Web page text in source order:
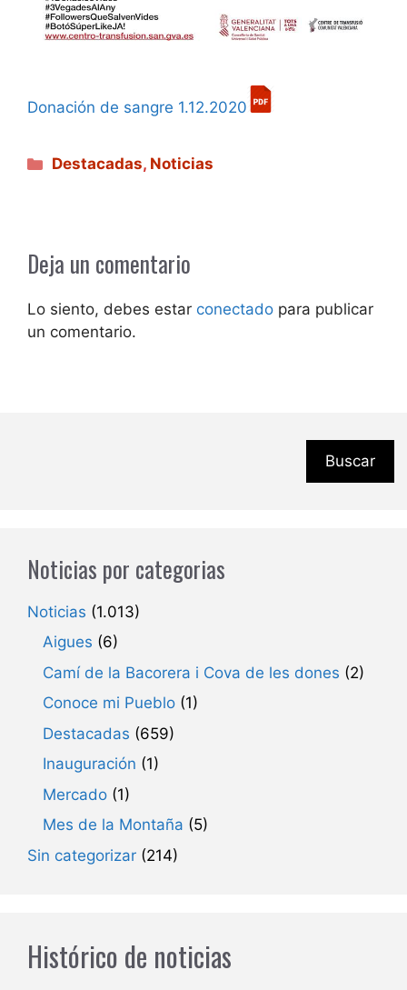
Donación de sangre 1.12.2020
Categorías
Destacadas, Noticias
Deja un comentario
Lo siento, debes estar conectado para publicar
un comentario.
Buscar
Noticias por categorias
Noticias (1.013)
Aigues (6)
Camí de la Bacorera i Cova de les dones (2)
Conoce mi Pueblo (1)
Destacadas (659)
Inauguración (1)
Mercado (1)
Mes de la Montaña (5)
Sin categorizar (214)
Histórico de noticias